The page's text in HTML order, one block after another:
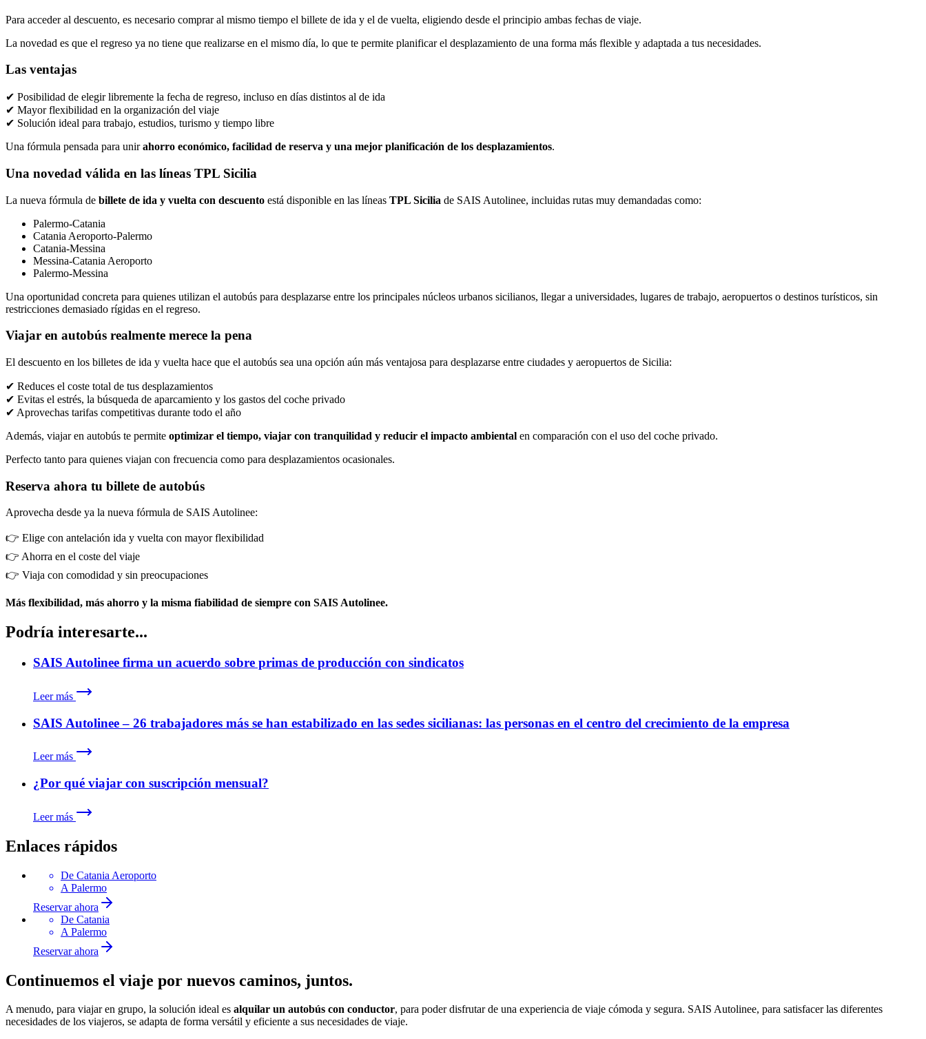
Para acceder al descuento, es necesario comprar al mismo tiempo el billete de ida y el de vuelta, eligiendo desde el principio ambas fechas de viaje.
La novedad es que el regreso ya no tiene que realizarse en el mismo día, lo que te permite planificar el desplazamiento de una forma más flexible y adaptada a tus necesidades.
Las ventajas
✔ Posibilidad de elegir libremente la fecha de regreso, incluso en días distintos al de ida
✔ Mayor flexibilidad en la organización del viaje
✔ Solución ideal para trabajo, estudios, turismo y tiempo libre
Una fórmula pensada para unirahorro económico, facilidad de reserva y una mejor planificación de los desplazamientos.
Una novedad válida en las líneas TPL Sicilia
La nueva fórmula de billete de ida y vuelta con descuento está disponible en las líneas TPL Sicilia de SAIS Autolinee, incluidas rutas muy demandadas como:
Palermo-Catania
Catania Aeroporto-Palermo
Catania-Messina
Messina-Catania Aeroporto
Palermo-Messina
Una oportunidad concreta para quienes utilizan el autobús para desplazarse entre los principales núcleos urbanos sicilianos, llegar a universidades, lugares de trabajo, aeropuertos o destinos turísticos, sin
restricciones demasiado rígidas en el regreso.
Viajar en autobús realmente merece la pena
El descuento en los billetes de ida y vuelta hace que el autobús sea una opción aún más ventajosa para desplazarse entre ciudades y aeropuertos de Sicilia:
✔ Reduces el coste total de tus desplazamientos
✔ Evitas el estrés, la búsqueda de aparcamiento y los gastos del coche privado
✔ Aprovechas tarifas competitivas durante todo el año
Además, viajar en autobús te permite optimizar el tiempo, viajar con tranquilidad y reducir el impacto ambiental en comparación con el uso del coche privado.
Perfecto tanto para quienes viajan con frecuencia como para desplazamientos ocasionales.
Reserva ahora tu billete de autobús
Aprovecha desde ya la nueva fórmula de SAIS Autolinee:
👉 Elige con antelación ida y vuelta con mayor flexibilidad
👉 Ahorra en el coste del viaje
👉 Viaja con comodidad y sin preocupaciones
Más flexibilidad, más ahorro y la misma fiabilidad de siempre con SAIS Autolinee.
Podría interesarte...
SAIS Autolinee firma un acuerdo sobre primas de producción con sindicatos
Leer más
SAIS Autolinee – 26 trabajadores más se han estabilizado en las sedes sicilianas: las personas en el centro del crecimiento de la empresa
Leer más
¿Por qué viajar con suscripción mensual?
Leer más
Enlaces rápidos
De Catania Aeroporto
A Palermo
Reservar ahora
De Catania
A Palermo
Reservar ahora
Continuemos el viaje por nuevos caminos, juntos.
A menudo, para viajar en grupo, la solución ideal es alquilar un autobús con conductor, para poder disfrutar de una experiencia de viaje cómoda y segura. SAIS Autolinee, para satisfacer las diferentes
necesidades de los viajeros, se adapta de forma versátil y eficiente a sus necesidades de viaje.